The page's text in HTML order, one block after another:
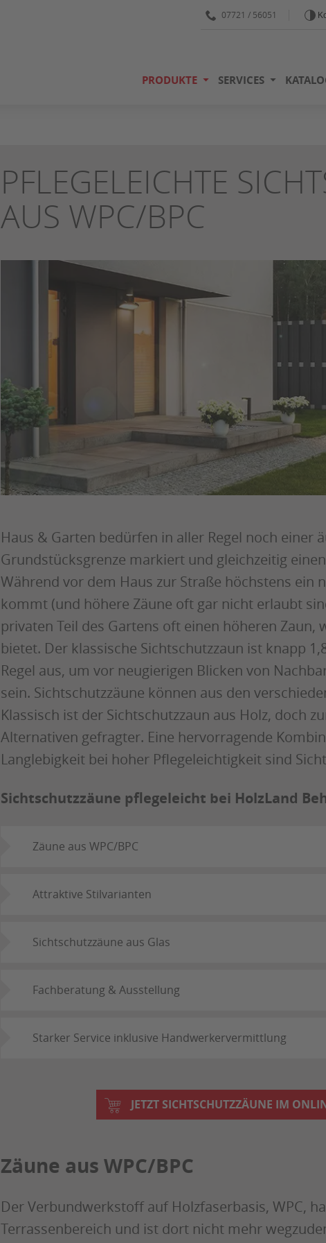
07721 / 56051
PRODUKTE SERVICES
PFLEGELEICHTE
AUS WPC/BPC
Haus & Garten bedürfen in aller Regel noch einer
Grundstücksgrenze markiert und gleichzeitig
Während vor dem Haus zur Straße höchstens ein
kommt (und höhere Zäune oft gar nicht erlaubt
privaten Teil des Gartens oft einen höheren Zaun,
bietet. Der klassische Sichtschutzzaun ist knapp
Regel aus, um vor neugierigen Blicken von
sein. Sichtschutzzäune können aus den
Klassisch ist der Sichtschutzzaun aus Holz, doch
Alternativen gefragter. Eine hervorragende
Langlebigkeit bei hoher Pflegeleichtigkeit sind
Sichtschutzzäune pflegeleicht bei HolzLand
Zäune aus WPC/BPC
Attraktive Stilvarianten
Sichtschutzzäune aus Glas
Fachberatung & Ausstellung
Starker Service inklusive Handwerkervermittlung
JETZT SICHTSCHUTZZÄUNE IM
Zäune aus WPC/BPC
Der Verbundwerkstoff auf Holzfaserbasis, WPC,
Terrassenbereich und ist dort nicht mehr